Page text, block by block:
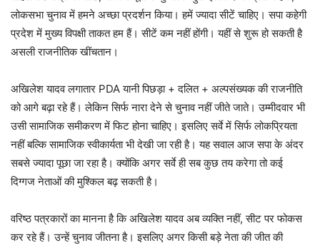
लोकसभा चुनाव में हमने अच्छा प्रदर्शन किया। हमें ज्यादा सीटें चाहिए। सपा कहेगी
प्रदेश में मुख्य विपक्षी ताकत हम हैं। सीटें कम नहीं होंगी। यहीं से शुरू हो सकती है
असली राजनीतिक खींचतान।
अखिलेश यादव लगातार PDA यानी पिछड़ा + दलित + अल्पसंख्यक की राजनीति
को आगे बढ़ा रहे हैं। लेकिन सिर्फ नारा देने से चुनाव नहीं जीते जाते। उम्मीदवार भी
उसी सामाजिक समीकरण में फिट होना चाहिए। इसलिए सर्वे में सिर्फ लोकप्रियता
नहीं बल्कि सामाजिक स्वीकार्यता भी देखी जा रही है। यह सवाल आज सपा के अंदर
सबसे ज्यादा पूछा जा रहा है। क्योंकि अगर सर्वे ही सब कुछ तय करेगा तो कई
दिग्गज नेताओं की मुश्किल बढ़ सकती है।
वरिष्ठ पत्रकारों का मानना है कि अखिलेश यादव अब व्यक्ति नहीं, सीट पर फोकस
कर रहे हैं। उन्हें चुनाव जीतना है। इसलिए अगर किसी बड़े नेता की जीत की